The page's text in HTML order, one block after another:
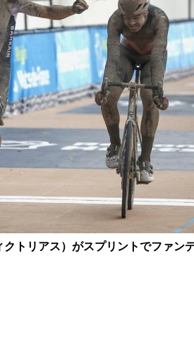
トリアス）がスプリントでファン